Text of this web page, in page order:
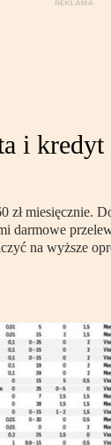
i
zł miesięcznie.
darmowe
na wyższe